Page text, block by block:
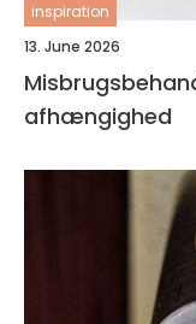
inspiration
13. June 2026
Misbrugsbehandling vejen til
afhængighed